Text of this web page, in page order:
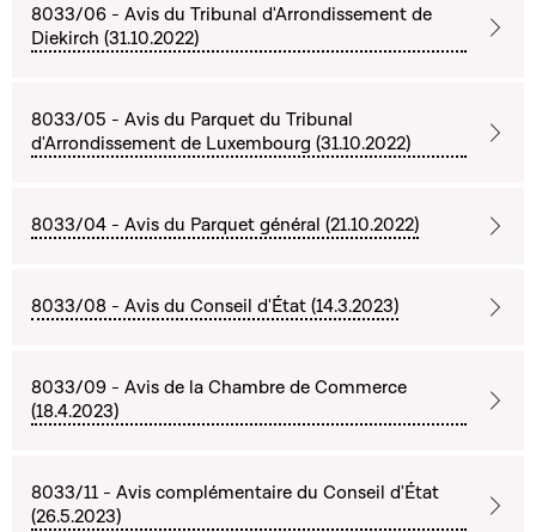
8033/06 - Avis du Tribunal d'Arrondissement de
Diekirch (31.10.2022)
8033/05 - Avis du Parquet du Tribunal
d'Arrondissement de Luxembourg (31.10.2022)
8033/04 - Avis du Parquet général (21.10.2022)
8033/08 - Avis du Conseil d'État (14.3.2023)
8033/09 - Avis de la Chambre de Commerce
(18.4.2023)
8033/11 - Avis complémentaire du Conseil d'État
(26.5.2023)